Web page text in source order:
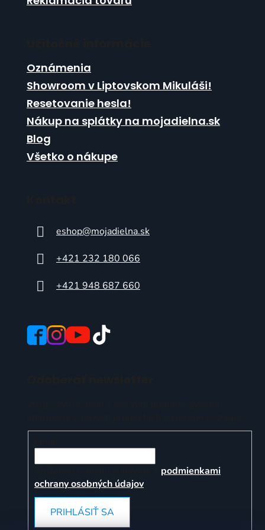
i
Oznámenia
Showroom v Liptovskom Mikuláši!
Resetovanie hesla!
Nákup na splátky na mojadielna.sk
Blog
Všetko o nákupe
eshop@mojadielna.sk
+421 232 180 066
+421 948 687 660
podmienkami
ochrany osobných údajov
PRIHLÁSIŤ SA